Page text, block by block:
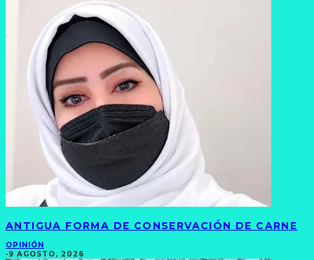
ANTIGUA FORMA DE CONSERVACIÓN DE CARNE
OPINIÓN
·9 AGOSTO, 2026